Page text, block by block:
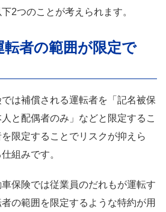
2つのことが考えられます。
転者の範囲が限定で
は補償される運転者を「記名被保
と配偶者のみ」などと限定するこ
限定することでリスクが抑えら
組みです。
保険では従業員のだれもが運転す
の範囲を限定するような特約が用